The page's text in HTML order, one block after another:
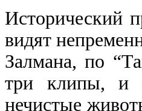
Исторический
видят
Залмана, по
три клипы, и
нечистые